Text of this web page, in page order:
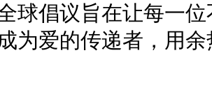
球倡议旨在让每一
为爱的传递者，用